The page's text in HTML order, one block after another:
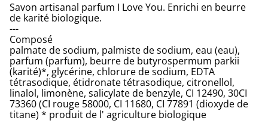
Savon artisanal parfum I Love You. Enrichi en beurre
de karité biologique.
---
Composé
palmate de sodium, palmiste de sodium, eau (eau),
parfum (parfum), beurre de butyrospermum parkii
(karité)*, glycérine, chlorure de sodium, EDTA
tétrasodique, étidronate tétrasodique, citronellol,
linalol, limonène, salicylate de benzyle, CI 12490, 30CI
73360 (CI rouge 58000, CI 11680, CI 77891 (dioxyde de
titane) * produit de l' agriculture biologique